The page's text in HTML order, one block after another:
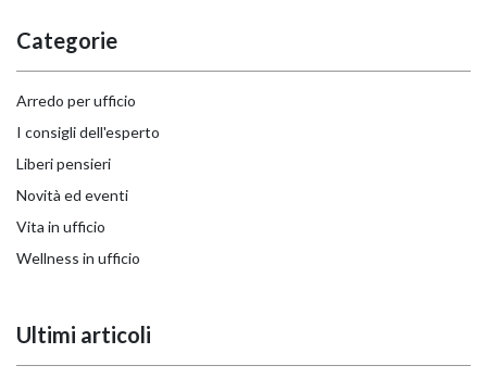
Categorie
Arredo per ufficio
I consigli dell'esperto
Liberi pensieri
Novità ed eventi
Vita in ufficio
Wellness in ufficio
Ultimi articoli